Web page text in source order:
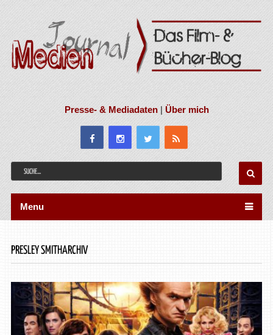
Presse- & Mediadaten|Über mich
Menu
PRESLEY SMITHARCHIV